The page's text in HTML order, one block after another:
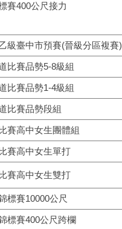
賽400公尺接力
級臺中市預賽(晉級分區複賽)
比賽品勢5-8級組
比賽品勢1-4級組
比賽品勢段組
賽高中女生團體組
賽高中女生單打
賽高中女生雙打
標賽10000公尺
標賽400公尺跨欄